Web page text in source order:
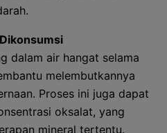
dalam air hangat selama
melembutkannya
Proses ini juga dapat
oksalat, yang
mineral tertentu.